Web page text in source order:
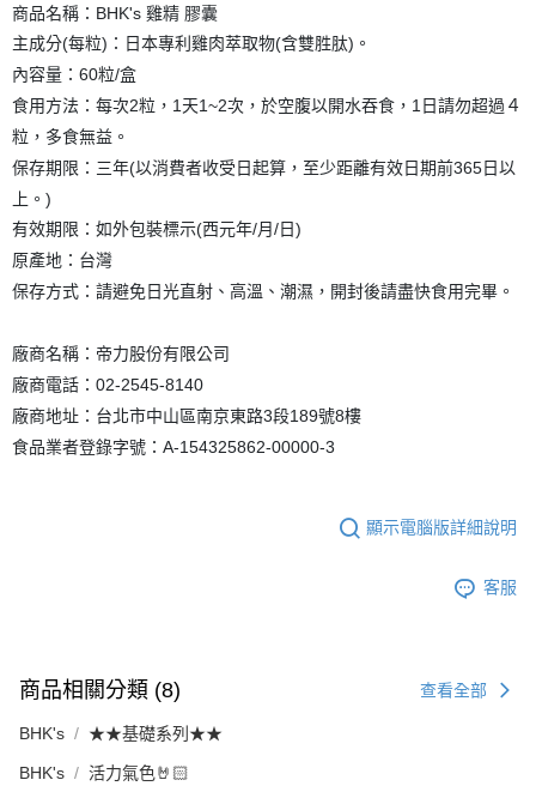
商品名稱：BHK's 雞精 膠囊
主成分(每粒)：日本專利雞肉萃取物(含雙胜肽)。
內容量：60粒/盒
食用方法：每次2粒，1天1~2次，於空腹以開水吞食，1日請勿超過４
粒，多食無益。
保存期限：三年(以消費者收受日起算，至少距離有效日期前365日以
上。)
有效期限：如外包裝標示(西元年/月/日)
原產地：台灣
保存方式：請避免日光直射、高溫、潮濕，開封後請盡快食用完畢。
廠商名稱：帝力股份有限公司
廠商電話：02-2545-8140
廠商地址：台北市中山區南京東路3段189號8樓
食品業者登錄字號：A-154325862-00000-3
顯示電腦版詳細說明
客服
商品相關分類 (8) 查看全部
BHK's ★★基礎系列★★
BHK's 活力氣色🤘🏻